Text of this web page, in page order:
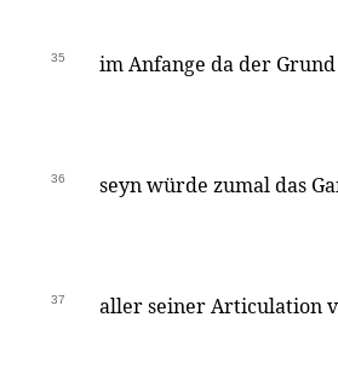
35 im Anfange da der
36 seyn würde zumal das
37 aller seiner Articulation